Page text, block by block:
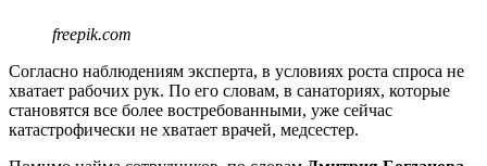
freepik.com
Согласно наблюдениям эксперта, в условиях роста спроса не
хватает рабочих рук. По его словам, в санаториях, которые
становятся все более востребованными, уже сейчас
катастрофически не хватает врачей, медсестер.